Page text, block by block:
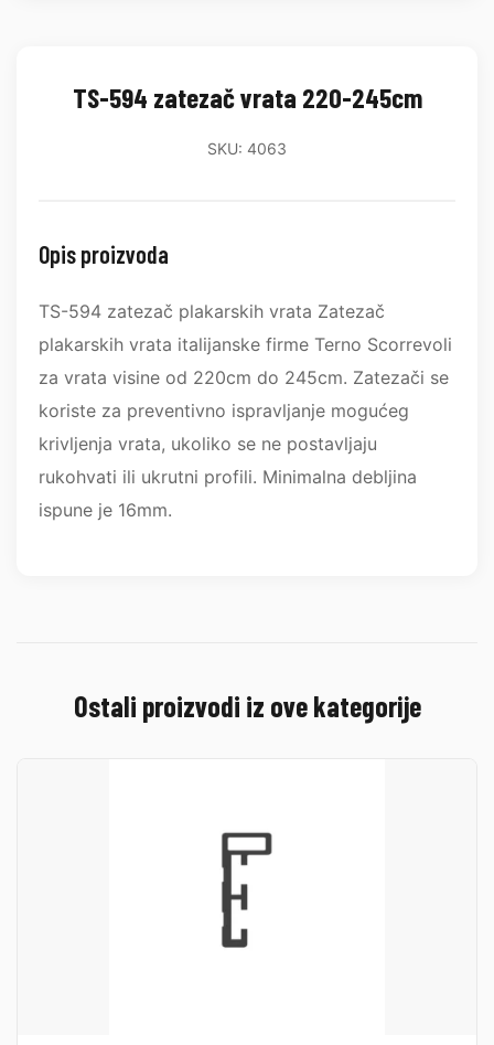
TS-594 zatezač vrata 220-245cm
SKU: 4063
Opis proizvoda
TS-594 zatezač plakarskih vrata Zatezač
plakarskih vrata italijanske firme Terno Scorrevoli
za vrata visine od 220cm do 245cm. Zatezači se
koriste za preventivno ispravljanje mogućeg
krivljenja vrata, ukoliko se ne postavljaju
rukohvati ili ukrutni profili. Minimalna debljina
ispune je 16mm.
Ostali proizvodi iz ove kategorije